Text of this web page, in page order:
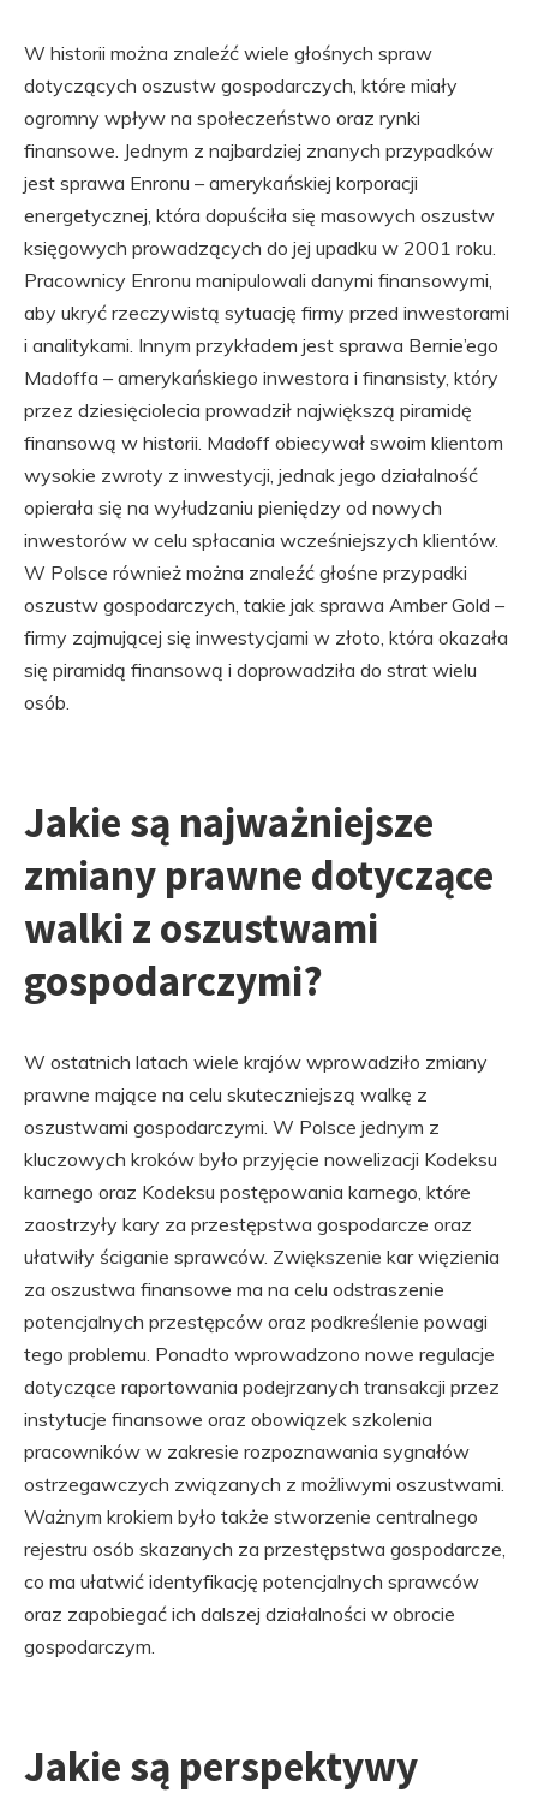
W historii można znaleźć wiele głośnych spraw
dotyczących oszustw gospodarczych, które miały
ogromny wpływ na społeczeństwo oraz rynki
finansowe. Jednym z najbardziej znanych przypadków
jest sprawa Enronu – amerykańskiej korporacji
energetycznej, która dopuściła się masowych oszustw
księgowych prowadzących do jej upadku w 2001 roku.
Pracownicy Enronu manipulowali danymi finansowymi,
aby ukryć rzeczywistą sytuację firmy przed inwestorami
i analitykami. Innym przykładem jest sprawa Bernie’ego
Madoffa – amerykańskiego inwestora i finansisty, który
przez dziesięciolecia prowadził największą piramidę
finansową w historii. Madoff obiecywał swoim klientom
wysokie zwroty z inwestycji, jednak jego działalność
opierała się na wyłudzaniu pieniędzy od nowych
inwestorów w celu spłacania wcześniejszych klientów.
W Polsce również można znaleźć głośne przypadki
oszustw gospodarczych, takie jak sprawa Amber Gold –
firmy zajmującej się inwestycjami w złoto, która okazała
się piramidą finansową i doprowadziła do strat wielu
osób.
Jakie są najważniejsze
zmiany prawne dotyczące
walki z oszustwami
gospodarczymi?
W ostatnich latach wiele krajów wprowadziło zmiany
prawne mające na celu skuteczniejszą walkę z
oszustwami gospodarczymi. W Polsce jednym z
kluczowych kroków było przyjęcie nowelizacji Kodeksu
karnego oraz Kodeksu postępowania karnego, które
zaostrzyły kary za przestępstwa gospodarcze oraz
ułatwiły ściganie sprawców. Zwiększenie kar więzienia
za oszustwa finansowe ma na celu odstraszenie
potencjalnych przestępców oraz podkreślenie powagi
tego problemu. Ponadto wprowadzono nowe regulacje
dotyczące raportowania podejrzanych transakcji przez
instytucje finansowe oraz obowiązek szkolenia
pracowników w zakresie rozpoznawania sygnałów
ostrzegawczych związanych z możliwymi oszustwami.
Ważnym krokiem było także stworzenie centralnego
rejestru osób skazanych za przestępstwa gospodarcze,
co ma ułatwić identyfikację potencjalnych sprawców
oraz zapobiegać ich dalszej działalności w obrocie
gospodarczym.
Jakie są perspektywy